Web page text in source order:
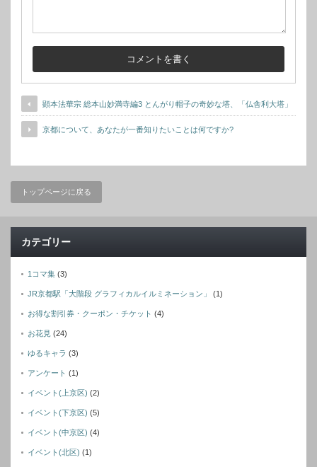
顕本法華宗 総本山妙満寺編3 とんがり帽子の奇妙な塔、「仏舎利大塔」
京都について、あなたが一番知りたいことは何ですか?
トップページに戻る
カテゴリー
1コマ集 (3)
JR京都駅「大階段 グラフィカルイルミネーション」 (1)
お得な割引券・クーポン・チケット (4)
お花見 (24)
ゆるキャラ (3)
アンケート (1)
イベント(上京区) (2)
イベント(下京区) (5)
イベント(中京区) (4)
イベント(北区) (1)